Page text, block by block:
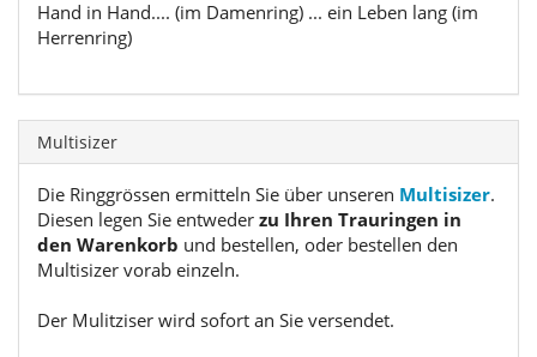
Hand in Hand.... (im Damenring) ... ein Leben lang (im
Herrenring)
Multisizer
Die Ringgrössen ermitteln Sie über unseren Multisizer.
Diesen legen Sie entweder zu Ihren Trauringen in
den Warenkorb und bestellen, oder bestellen den
Multisizer vorab einzeln.
Der Mulitziser wird sofort an Sie versendet.